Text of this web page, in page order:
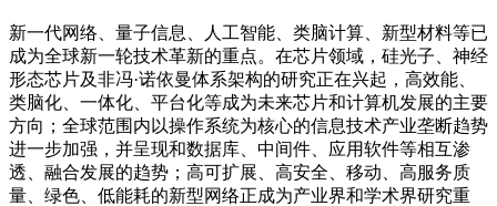
新一代网络、量子信息、人工智能、类脑计算、新型材料等已
成为全球新一轮技术革新的重点。在芯片领域，硅光子、神经
形态芯片及非冯·诺依曼体系架构的研究正在兴起，高效能、
类脑化、一体化、平台化等成为未来芯片和计算机发展的主要
方向；全球范围内以操作系统为核心的信息技术产业垄断趋势
进一步加强，并呈现和数据库、中间件、应用软件等相互渗
透、融合发展的趋势；高可扩展、高安全、移动、高服务质
量、绿色、低能耗的新型网络正成为产业界和学术界研究重